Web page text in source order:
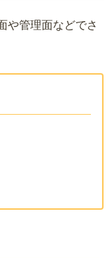
や管理面などでさ